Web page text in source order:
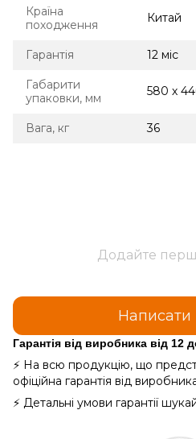
Країна
походження
Китай
Гарантія 12 міс
Габарити
упаковки, мм
580 х
Вага, кг 36
Додайте
Написати
Гарантія від виробника від 12
⚡ На всю продукцію, що
офіційна гарантія від
⚡ Детальні умови гарантії